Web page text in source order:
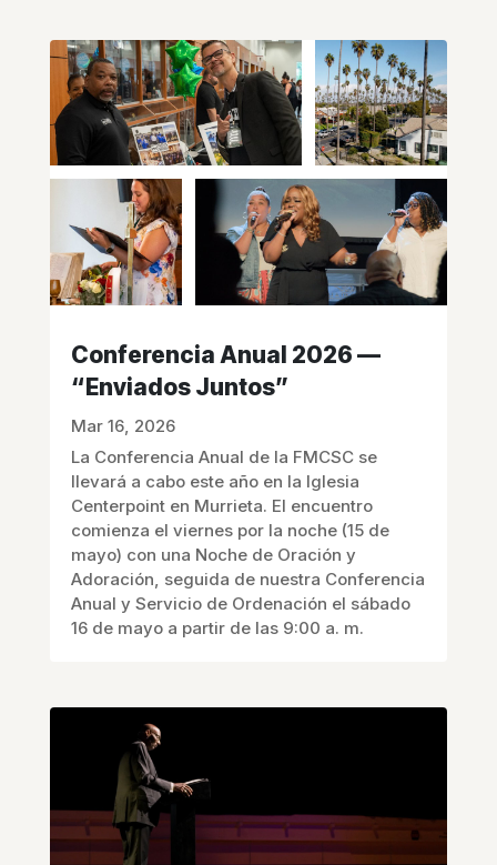
Conferencia Anual 2026 —
“Enviados Juntos”
Mar 16, 2026
La Conferencia Anual de la FMCSC se
llevará a cabo este año en la Iglesia
Centerpoint en Murrieta. El encuentro
comienza el viernes por la noche (15 de
mayo) con una Noche de Oración y
Adoración, seguida de nuestra Conferencia
Anual y Servicio de Ordenación el sábado
16 de mayo a partir de las 9:00 a. m.